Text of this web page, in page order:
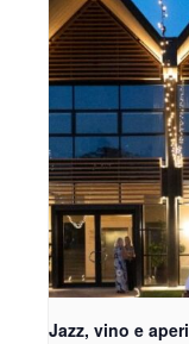
Jazz, vino e